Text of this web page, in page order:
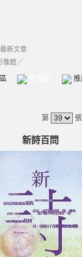
新文章
像館／
影像館
第
新詩百問